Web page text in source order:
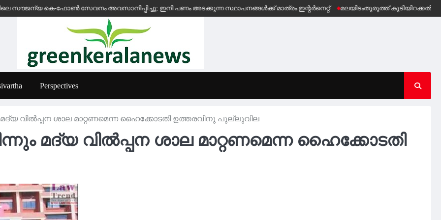
കെ-ഫോൺ സേവനം അവസാനിപ്പിച്ചു; ഇനി പണം അടക്കുന്ന സ്ഥാപനങ്ങൾക്ക് മാത്രം ഇന്റർനെറ്റ് മലയിടംതുരുത്ത് കുടിയിറക്കൽ ഭീഷണിക്ക്
Perspectives
വിൽപ്പന ശാല മാറ്റണമെന്ന ഹൈക്കോടതി ഉത്തരവിനു പുല്ലുവില
മദ്യ വിൽപ്പന ശാല മാറ്റണമെന്ന ഹൈക്കോടതി